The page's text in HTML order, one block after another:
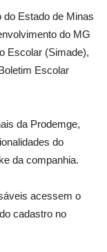
do Estado de Minas
do MG
Escolar (Simade),
Escolar
da Prodemge,
do
da companhia.
acessem o
cadastro no